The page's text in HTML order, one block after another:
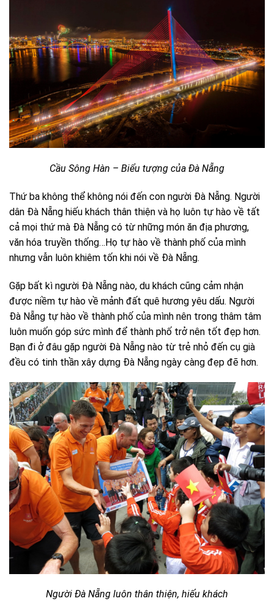
Cầu Sông Hàn – Biểu tượng của Đà Nẵng
Thứ ba không thể không nói đến con người Đà Nẵng. Người
dân Đà Nẵng hiếu khách thân thiện và họ luôn tự hào về tất
cả mọi thứ mà Đà Nẵng có từ những món ăn địa phương,
văn hóa truyền thống…Họ tự hào về thành phố của mình
nhưng vẫn luôn khiêm tốn khi nói về Đà Nẵng.
Gặp bất kì người Đà Nẵng nào, du khách cũng cảm nhận
được niềm tự hào về mảnh đất quê hương yêu dấu. Người
Đà Nẵng tự hào về thành phố của mình nên trong thâm tâm
luôn muốn góp sức mình để thành phố trở nên tốt đẹp hơn.
Bạn đi ở đâu gặp người Đà Nẵng nào từ trẻ nhỏ đến cụ già
đều có tinh thần xây dựng Đà Nẵng ngày càng đẹp đẽ hơn.
Người Đà Nẵng luôn thân thiện, hiếu khách